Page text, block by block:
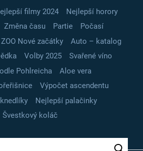
filmy 2024
Nejlepší horory
Změna času Partie
Počasí
ZOO Nové začátky
Auto – katalog
Volby 2025
Svařené víno
Pohlreicha
Aloe vera
Výpočet ascendentu
Nejlepší palačinky
Švestkový koláč